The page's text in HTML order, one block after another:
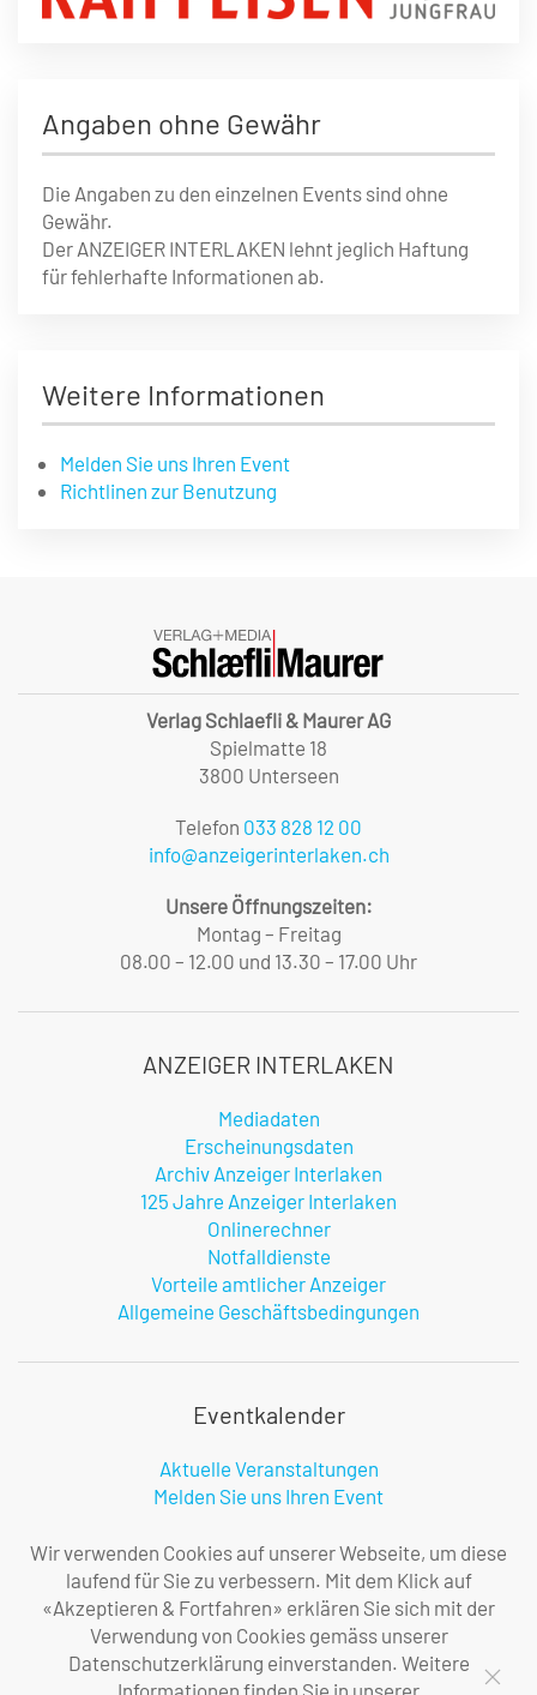
Angaben ohne Gewähr
Die Angaben zu den einzelnen Events sind ohne
Gewähr.
Der ANZEIGER INTERLAKEN lehnt jeglich Haftung
für fehlerhafte Informationen ab.
Weitere Informationen
Melden Sie uns Ihren Event
Richtlinen zur Benutzung
Verlag Schlaefli & Maurer AG
Spielmatte 18
3800 Unterseen
Telefon 033 828 12 00
info@anzeigerinterlaken.ch
Unsere Öffnungszeiten:
Montag – Freitag
08.00 – 12.00 und 13.30 – 17.00 Uhr
ANZEIGER INTERLAKEN
Mediadaten
Erscheinungsdaten
Archiv Anzeiger Interlaken
125 Jahre Anzeiger Interlaken
Onlinerechner
Notfalldienste
Vorteile amtlicher Anzeiger
Allgemeine Geschäftsbedingungen
Eventkalender
Aktuelle Veranstaltungen
Melden Sie uns Ihren Event
Firma
Über uns
Wir verwenden Cookies auf unserer Webseite, um diese
laufend für Sie zu verbessern. Mit dem Klick auf
«Akzeptieren & Fortfahren» erklären Sie sich mit der
Verwendung von Cookies gemäss unserer
Datenschutzerklärung einverstanden. Weitere
Informationen finden Sie in unserer